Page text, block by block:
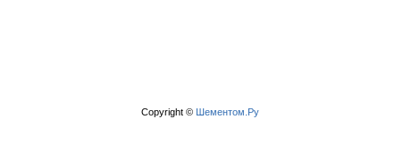
Copyright © Шементом.Ру